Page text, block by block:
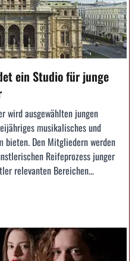
ein Studio für junge
wird ausgewählten jungen
musikalisches und
bieten. Den Mitgliedern werden
Reifeprozess junger
relevanten Bereichen...